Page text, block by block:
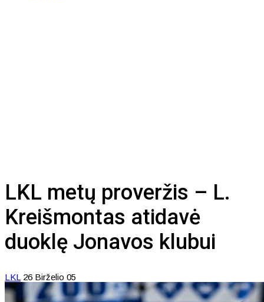
LKL metų proveržis – L.
Kreišmontas atidavė
duoklę Jonavos klubui
LKL 26 Birželio 05